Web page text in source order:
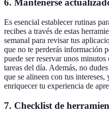
6. Mantenerse
Es esencial establecer rutinas
recibes a través de estas
semanal para revisar tus
que no te perderás información
puede ser reservar unos minutos
tareas del día. Además, no
que se alineen con tus
enriquecer tu experiencia de
7. Checklist de